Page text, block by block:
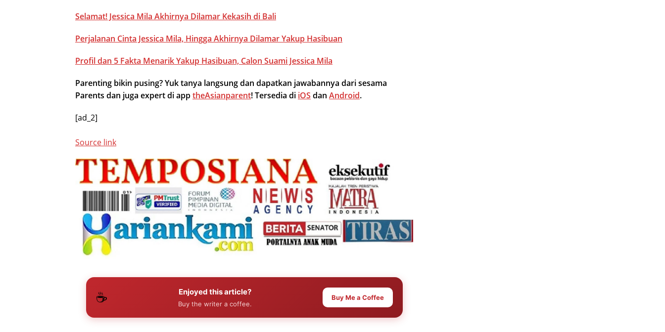
Selamat! Jessica Mila Akhirnya Dilamar Kekasih di Bali
Perjalanan Cinta Jessica Mila, Hingga Akhirnya Dilamar Yakup Hasibuan
Profil dan 5 Fakta Menarik Yakup Hasibuan, Calon Suami Jessica Mila
Parenting bikin pusing? Yuk tanya langsung dan dapatkan jawabannya dari sesama
Parents dan juga expert di apptheAsianparent! Tersedia di iOS dan Android.
[ad_2]
Source link
☕ Enjoyed this article?
Buy the writer a coffee.
Buy Me a Coffee